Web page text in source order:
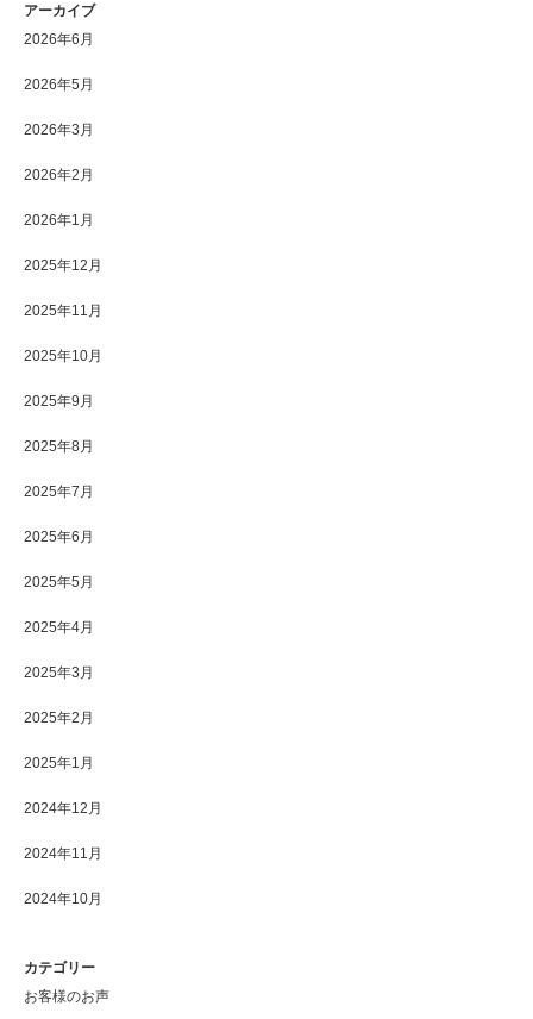
アーカイブ
2026年6月
2026年5月
2026年3月
2026年2月
2026年1月
2025年12月
2025年11月
2025年10月
2025年9月
2025年8月
2025年7月
2025年6月
2025年5月
2025年4月
2025年3月
2025年2月
2025年1月
2024年12月
2024年11月
2024年10月
カテゴリー
お客様のお声